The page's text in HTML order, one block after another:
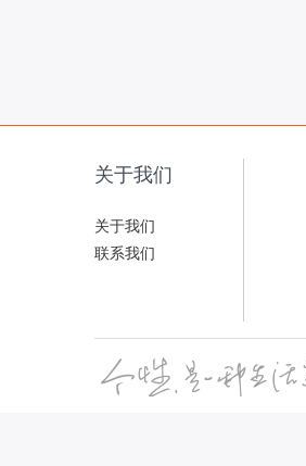
关于我们
关于我们
联系我们